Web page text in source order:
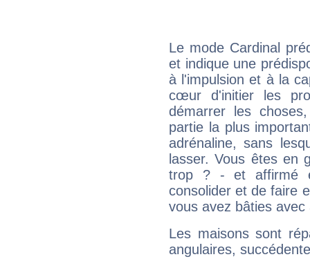
Le mode Cardinal
et indique une
à l'impulsion et à la
cœur d'initier les
démarrer les
partie la plus
adrénaline, sans
lasser. Vous êtes en
trop ? - et affirmé
consolider et de faire
vous avez bâties avec
Les maisons sont
angulaires,